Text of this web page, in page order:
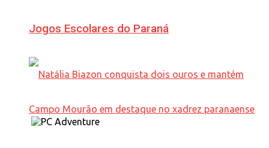
Jogos Escolares do Paraná